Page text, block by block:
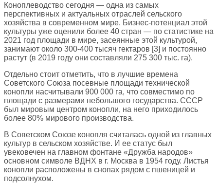
Коноплеводство сегодня — одна из самых
перспективных и актуальных отраслей сельского
хозяйства в современном мире. Бизнес-потенциал этой
культуры уже оценили более 40 стран — по статистике на
2021 год площади в мире, засеянные этой культурой,
занимают около 300-400 тысяч гектаров [3] и постоянно
растут (в 2019 году они составляли 275 300 тыс. га).
Отдельно стоит отметить, что в лучшие времена
Советского Союза посевные площади технической
конопли насчитывали 900 000 га, что совместимо по
площади с размерами небольшого государства. СССР
был мировым центром конопли, на него приходилось
более 80% мирового производства.
В Советском Союзе конопля считалась одной из главных
культур в сельском хозяйстве. И ее статус был
увековечен на главном фонтане «Дружба народов»
основном символе ВДНХ в г. Москва в 1954 году. Листья
конопли расположены в снопах рядом с пшеницей и
подсолнухом.